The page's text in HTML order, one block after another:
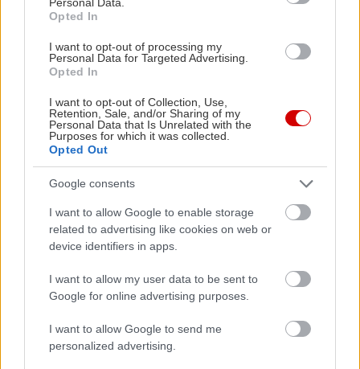
Opted In
I want to opt-out of processing my
Personal Data for Targeted Advertising.
Opted In
I want to opt-out of Collection, Use,
Retention, Sale, and/or Sharing of my
Personal Data that Is Unrelated with the
Purposes for which it was collected.
Opted Out
Google consents
I want to allow Google to enable storage
related to advertising like cookies on web or
device identifiers in apps.
I want to allow my user data to be sent to
Google for online advertising purposes.
I want to allow Google to send me
personalized advertising.
περιπέτεια: ”Στέργιος Χατζηγεωργίου”
κοιλάδα του Ορφέα (στα 1.750 μέτρα, με
χωρητικότητα 60 ατόμων),”Αργύρης
(στα 1.550 μέτρα για 25 άτομα, αλλά προσοχή δεν
διαθέτει νερό και κουζίνα), το καταφύγιο του
Ελληνικού Ορειβατικού Συλλόγου
Καβάλας (στα 1.650 μέτρα για 25 άτομα), το
καταφύγιο της Πρώτης Σερρών στην θέση
Μπουγατίνα (στα 1200 μέτρα) και το καταφύγιο
Ε.Ο.Σ. Ροδολίβουςστην τοποθεσία
Χατζηκώστα Σουλνιάρι (σε υψόμετρο 1.000
μέτρων για 35 άτομα).
Για όσους δεν μπορούν να αποχωριστούν τις
upper class συνήθειές τους προτείνουμε το